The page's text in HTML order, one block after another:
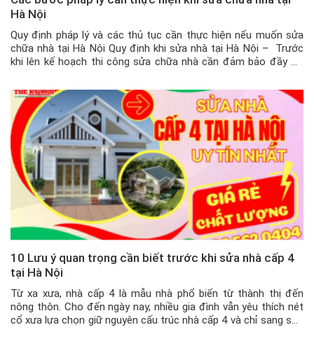
Hà Nội
Quy định pháp lý và các thủ tục cần thực hiện nếu muốn sửa
chữa nhà tại Hà Nội Quy định khi sửa nhà tại Hà Nội – Trước
khi lên kế hoạch thi công sửa chữa nhà cần đảm bảo đầy đủ
10 Lưu ý quan trọng cần biết trước khi sửa nhà cấp 4
tại Hà Nội
Từ xa xưa, nhà cấp 4 là mẫu nhà phổ biến từ thành thị đến
nông thôn. Cho đến ngày nay, nhiều gia đình vẫn yêu thích nét
cổ xưa lựa chọn giữ nguyên cấu trúc nhà cấp 4 và chỉ sang sửa